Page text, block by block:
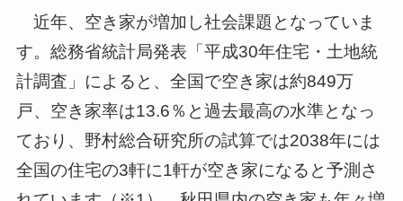
近年、空き家が増加し社会課題となっていま
す。総務省統計局発表「平成30年住宅・土地統
計調査」によると、全国で空き家は約849万
戸、空き家率は13.6％と過去最高の水準となっ
ており、野村総合研究所の試算では2038年には
全国の住宅の3軒に1軒が空き家になると予測さ